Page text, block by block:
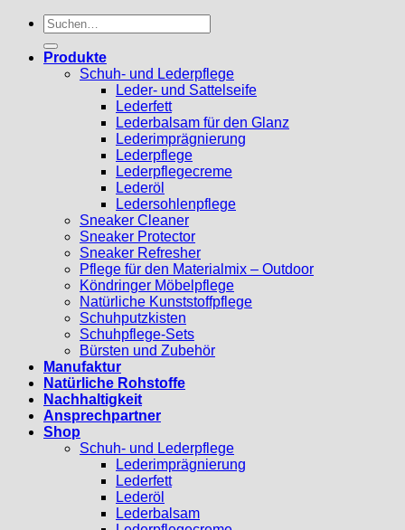
Suchen
nach:
Produkte
Schuh- und Lederpflege
Leder- und Sattelseife
Lederfett
Lederbalsam für den Glanz
Lederimprägnierung
Lederpflege
Lederpflegecreme
Lederöl
Ledersohlenpflege
Sneaker Cleaner
Sneaker Protector
Sneaker Refresher
Pflege für den Materialmix – Outdoor
Köndringer Möbelpflege
Natürliche Kunststoffpflege
Schuhputzkisten
Schuhpflege-Sets
Bürsten und Zubehör
Manufaktur
Natürliche Rohstoffe
Nachhaltigkeit
Ansprechpartner
Shop
Schuh- und Lederpflege
Lederimprägnierung
Lederfett
Lederöl
Lederbalsam